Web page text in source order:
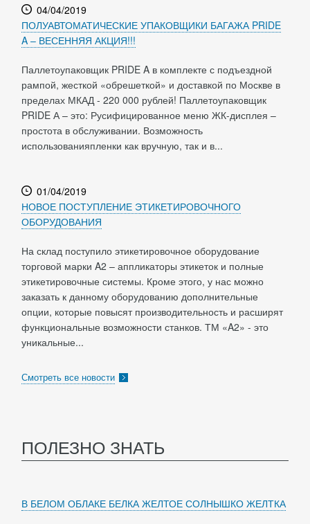
04/04/2019
ПОЛУАВТОМАТИЧЕСКИЕ УПАКОВЩИКИ БАГАЖА PRIDE
A – ВЕСЕННЯЯ АКЦИЯ!!!
Паллетоупаковщик PRIDE A в комплекте с подъездной
рампой, жесткой «обрешеткой» и доставкой по Москве в
пределах МКАД - 220 000 рублей! Паллетоупаковщик
PRIDE А – это: Русифицированное меню ЖК-дисплея –
простота в обслуживании. Возможность
использованияпленки как вручную, так и в...
01/04/2019
НОВОЕ ПОСТУПЛЕНИЕ ЭТИКЕТИРОВОЧНОГО
ОБОРУДОВАНИЯ
На склад поступило этикетировочное оборудование
торговой марки A2 – аппликаторы этикеток и полные
этикетировочные системы. Кроме этого, у нас можно
заказать к данному оборудованию дополнительные
опции, которые повысят производительность и расширят
функциональные возможности станков. ТМ «A2» - это
уникальные...
Смотреть все новости
ПОЛЕЗНО ЗНАТЬ
В БЕЛОМ ОБЛАКЕ БЕЛКА ЖЕЛТОЕ СОЛНЫШКО ЖЕЛТКА